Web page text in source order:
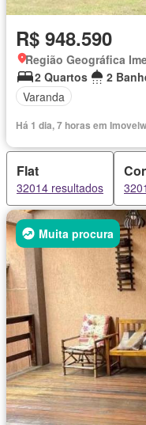
R$ 948.590
2 Quartos
2
Varanda
Há 1 dia, 7 horas em
Flat
32014 resultados
Muita procura